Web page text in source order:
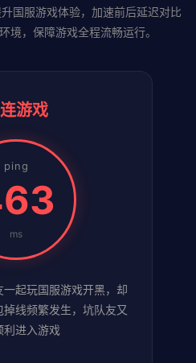
国服游戏体验，加速前后延迟对比
境，保障游戏全程流畅运行。
游戏
ping
ms
起玩国服游戏开黑，却
线频繁发生，坑队友又
利进入游戏